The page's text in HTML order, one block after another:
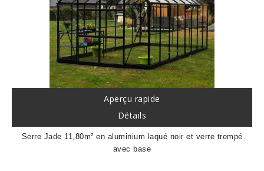
Aperçu rapide
Détails
Serre Jade 11,80m² en aluminium laqué noir et verre trempé
avec base